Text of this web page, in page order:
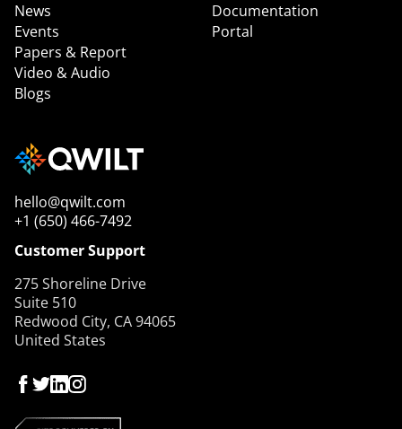
News
Events
Papers & Report
Video & Audio
Blogs
Documentation
Portal
hello@qwilt.com
+1 (650) 466-7492
Customer Support
275 Shoreline Drive
Suite 510
Redwood City, CA 94065
United States